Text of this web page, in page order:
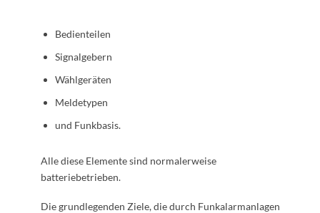
Bedienteilen
Signalgebern
Wählgeräten
Meldetypen
und Funkbasis.
Alle diese Elemente sind normalerweise
batteriebetrieben.
Die grundlegenden Ziele, die durch Funkalarmanlagen